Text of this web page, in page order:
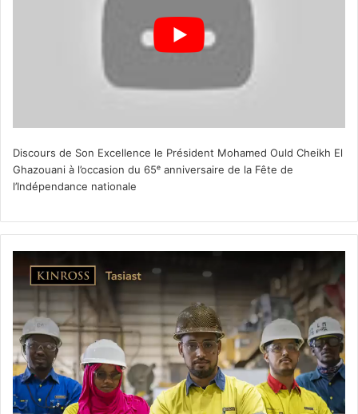
Discours de Son Excellence le Président Mohamed Ould Cheikh El
Ghazouani à l’occasion du 65ᵉ anniversaire de la Fête de
l’Indépendance nationale